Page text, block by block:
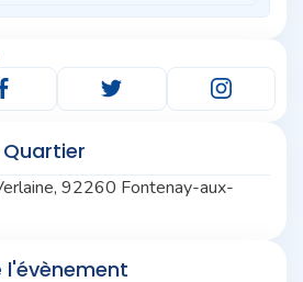
Quartier
92260 Fontenay-aux-
l'évènement